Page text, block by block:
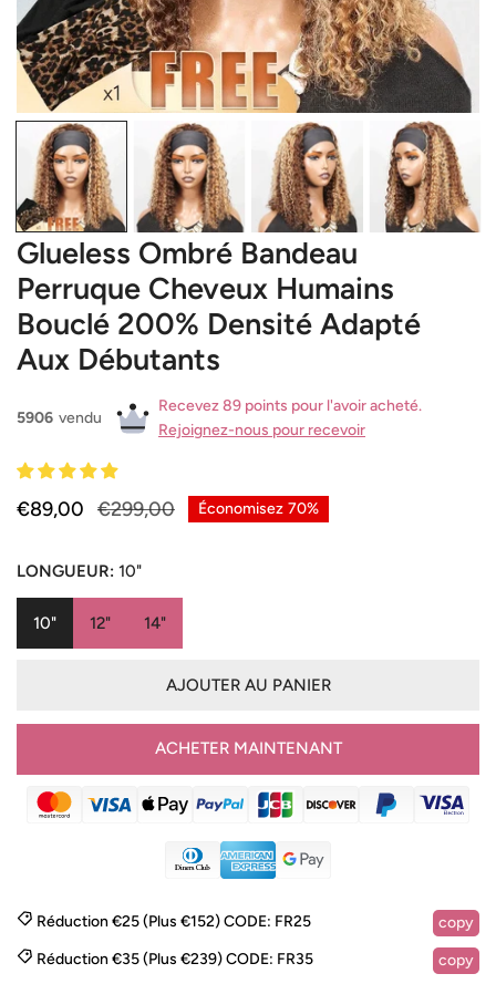
OUVRIR LE MÉDIA DANS LA VUE GALERIE
Glueless Ombré Bandeau
Perruque Cheveux Humains
Bouclé 200% Densité Adapté
Aux Débutants
5906 vendu
Recevez 89 points pour l'avoir acheté.
Rejoignez-nous pour recevoir
Prix
vente
€89,00
Prix
€299,00 Économisez 70%
LONGUEUR: 10"
10" 12" 14"
AJOUTER AU PANIER
ACHETER MAINTENANT
Réduction €25 (Plus €152)CODE: FR25
copy
Réduction €35 (Plus €239)CODE: FR35
copy